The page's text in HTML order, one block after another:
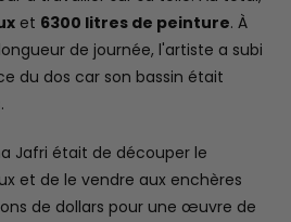
et 6300 litres de peinture. À
de journée, l'artiste a subi
du dos car son bassin était
Jafri était de découper le
et de le vendre aux enchères
de dollars pour une œuvre de